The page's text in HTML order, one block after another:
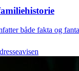
både fakta og